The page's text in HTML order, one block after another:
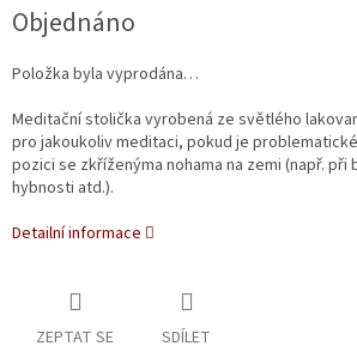
cena:
Objednáno
Položka byla vyprodána…
Meditační stolička vyrobená ze světlého
pro jakoukoliv meditaci, pokud je
pozici se zkříženýma nohama na zemi (např.
hybnosti atd.).
Detailní informace
ZEPTAT SE SDÍLET